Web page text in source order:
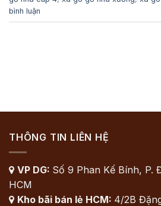
bình luận
THÔNG TIN LIÊN HỆ
 VP DG: Số 9 Phan Kế Bính, P.
HCM
 Kho bãi bán lẻ HCM: 4/2B